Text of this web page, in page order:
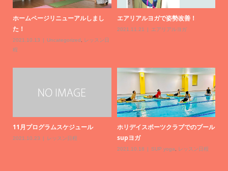
ホームページリニューアルしまし
た！
2021.10.13 Uncategorized
レッスン日
程
エアリアルヨガで姿勢改善！
2021.11.21 エアリアルヨガ
11月プログラムスケジュール
2021.10.23 レッスン日程
ホリデイスポーツクラブでのプール
supヨガ
2021.10.18 SUP yoga レッスン日程